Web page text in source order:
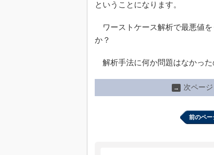
ということになります。
ワーストケース解析で最悪値を
か？
解析手法に何か問題はなかった
→ 次ページ
前のペー